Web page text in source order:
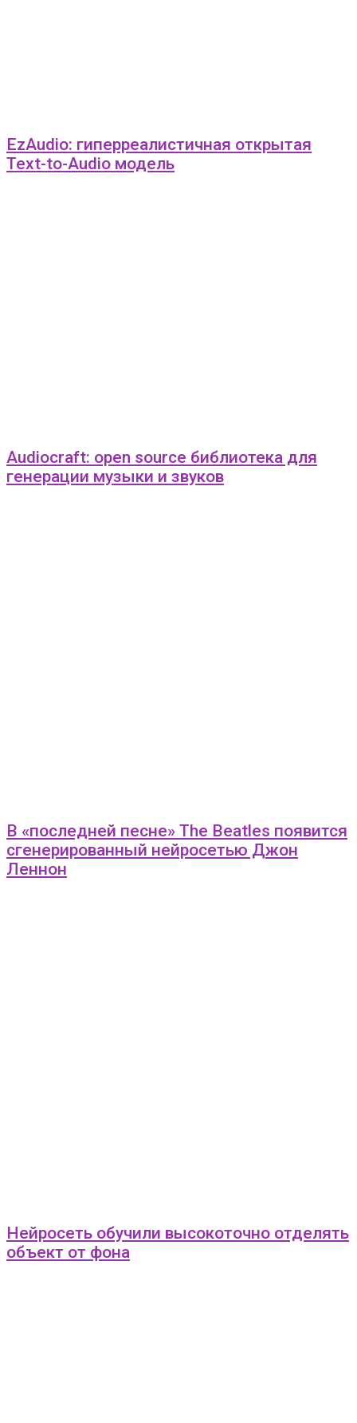
EzAudio: гиперреалистичная открытая
Text-to-Audio модель
Audiocraft: open source библиотека для
генерации музыки и звуков
В «последней песне» The Beatles появится
сгенерированный нейросетью Джон
Леннон
Нейросеть обучили высокоточно отделять
объект от фона